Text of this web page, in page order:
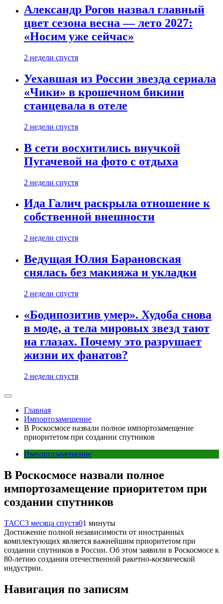
Александр Рогов назвал главный
цвет сезона весна — лето 2027:
«Носим уже сейчас»
2 недели спустя
Уехавшая из России звезда сериала
«Чики» в крошечном бикини
станцевала в отеле
2 недели спустя
В сети восхитились внучкой
Пугачевой на фото с отдыха
2 недели спустя
Ида Галич раскрыла отношение к
собственной внешности
2 недели спустя
Ведущая Юлия Барановская
снялась без макияжа и укладки
2 недели спустя
«Бодипозитив умер». Худоба снова
в моде, а тела мировых звезд тают
на глазах. Почему это разрушает
жизни их фанатов?
2 недели спустя
Главная
Импортозамещение
В Роскосмосе назвали полное импортозамещение
приоритетом при создании спутников
Импортозамещение
В Роскосмосе назвали полное
импортозамещение приоритетом при
создании спутников
ТАСС3 месяца спустя01 минуты
Достижение полной независимости от иностранных
комплектующих является важнейшим приоритетом при
создании спутников в России. Об этом заявили в Роскосмосе к
80-летию создания отечественной ракетно-космической
индустрии.
Навигация по записям